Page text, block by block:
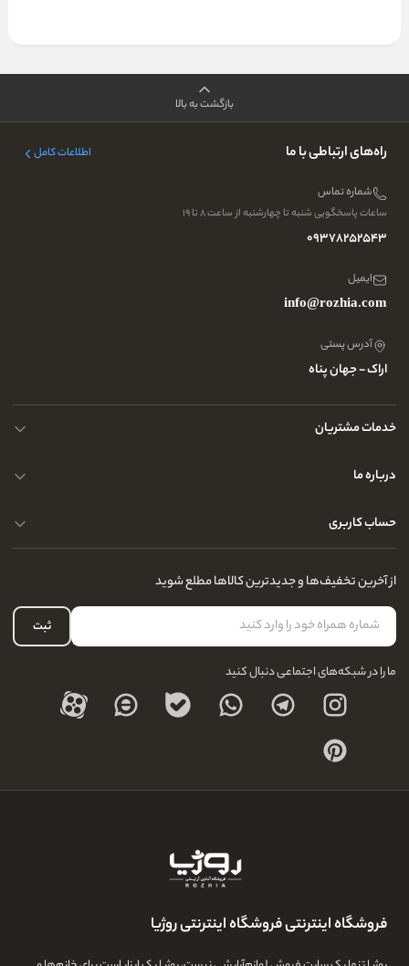
بازگشت به بالا
راه‌های ارتباطی با ما اطلاعات کامل
شماره تماس
ساعات پاسخگویی شنبه تا چهارشنبه از ساعت ۸ تا ۱۹
09378252543
ایمیل
info@rozhia.com
آدرس پستی
اراک - جهان پناه
خدمات مشتریان
حریم خصوصی کاربران
تماس با ما
درباره ما
سوالات متداول
آدرس فروشگاه
نحوه ارسال کالا
نحوه بازگشت کالا
درباره ما
حساب کاربری
لیست علاقه‌مندی
حساب کاربری
از آخرین تخفیف‌ها و جدیدترین کالاها مطلع شوید
ثبت
ما را در شبکه‌های اجتماعی دنبال کنید
فروشگاه اینترنتی فروشگاه اینترنتی روژیا